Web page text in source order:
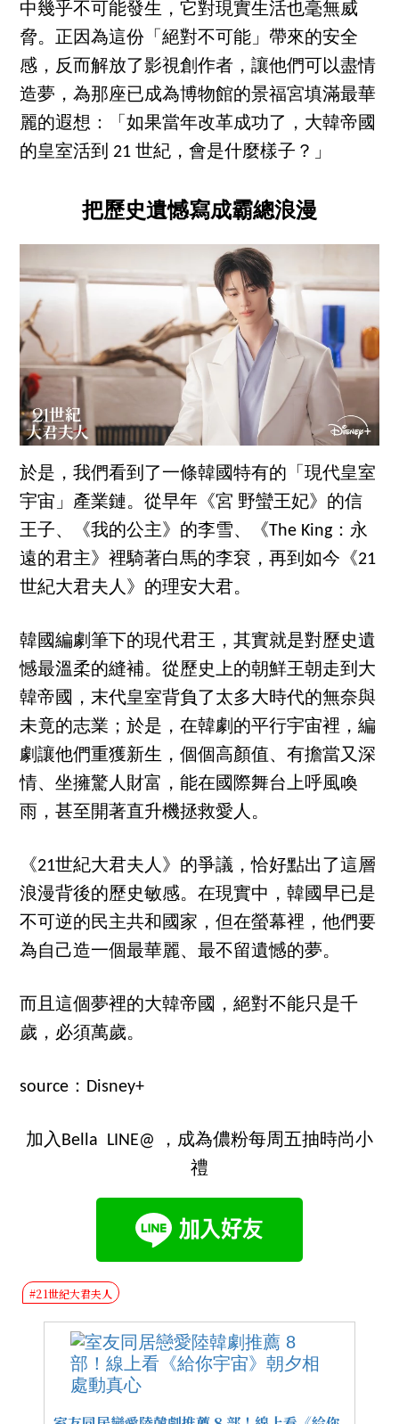
中幾乎不可能發生，它對現實生活也毫無威
脅。正因為這份「絕對不可能」帶來的安全
感，反而解放了影視創作者，讓他們可以盡情
造夢，為那座已成為博物館的景福宮填滿最華
麗的遐想：「如果當年改革成功了，大韓帝國
的皇室活到 21 世紀，會是什麼樣子？」
把歷史遺憾寫成霸總浪漫
於是，我們看到了一條韓國特有的「現代皇室
宇宙」產業鏈。從早年《宮 野蠻王妃》的信
王子、《我的公主》的李雪、《The King：永
遠的君主》裡騎著白馬的李袞，再到如今《21
世紀大君夫人》的理安大君。
韓國編劇筆下的現代君王，其實就是對歷史遺
憾最溫柔的縫補。從歷史上的朝鮮王朝走到大
韓帝國，末代皇室背負了太多大時代的無奈與
未竟的志業；於是，在韓劇的平行宇宙裡，編
劇讓他們重獲新生，個個高顏值、有擔當又深
情、坐擁驚人財富，能在國際舞台上呼風喚
雨，甚至開著直升機拯救愛人。
《21世紀大君夫人》的爭議，恰好點出了這層
浪漫背後的歷史敏感。在現實中，韓國早已是
不可逆的民主共和國家，但在螢幕裡，他們要
為自己造一個最華麗、最不留遺憾的夢。
而且這個夢裡的大韓帝國，絕對不能只是千
歲，必須萬歲。
source：Disney+
加入Bella LINE@ ，成為儂粉每周五抽時尚小
禮
#21世紀大君夫人